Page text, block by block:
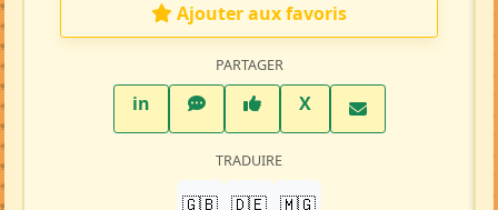
Ajouter aux favoris
PARTAGER
inLinkedInWhatsAppFacebook
XTwitter X
TRADUIRE
🇬🇧 🇩🇪 🇲🇬